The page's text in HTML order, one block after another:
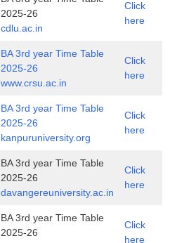
2025-26
cdlu.ac.in
Click
here
BA 3rd year Time Table
2025-26
www.crsu.ac.in
Click
here
BA 3rd year Time Table
2025-26
kanpuruniversity.org
Click
here
BA 3rd year Time Table
2025-26
davangereuniversity.ac.in
Click
here
BA 3rd year Time Table
2025-26
Click
here